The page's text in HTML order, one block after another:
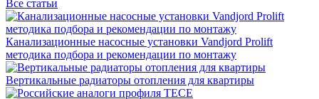
Все статьи
Канализационные насосные установки Vandjord Prolift
методика подбора и рекомендации по монтажу
Вертикальные радиаторы отопления для квартиры